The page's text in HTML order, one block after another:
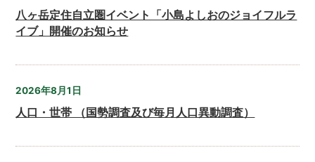
八ヶ岳定住自立圏イベント「小島よしおのジョイフルラ
イブ」開催のお知らせ
2026年8月1日
人口・世帯 （国勢調査及び毎月人口異動調査）